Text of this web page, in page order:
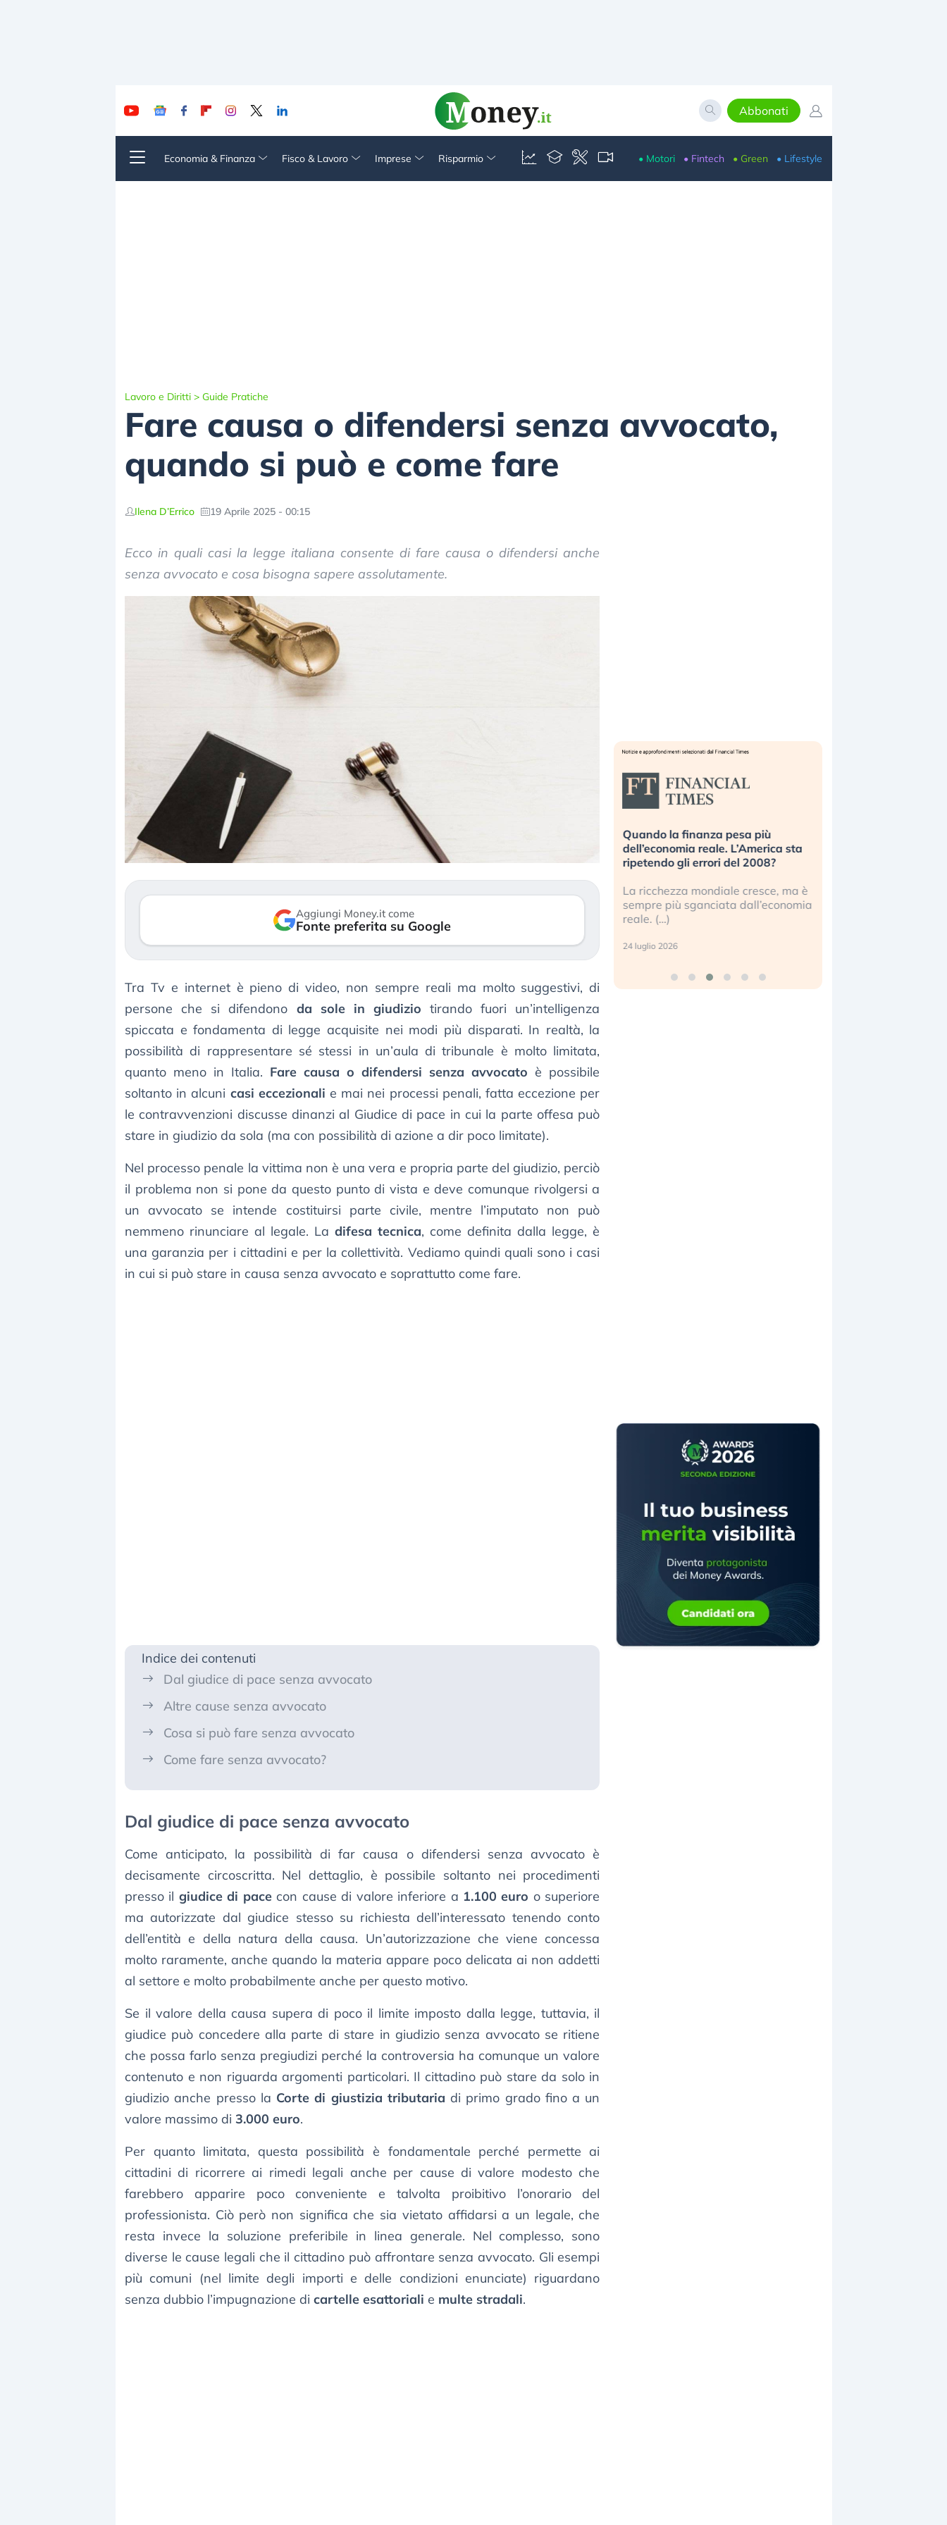
Abbonati
Economia & Finanza Fisco & Lavoro Imprese Risparmio • Motori • Fintech • Green • Lifestyle
Lavoro e Diritti > Guide Pratiche
Fare causa o difendersi senza avvocato,
quando si può e come fare
Ilena D’Errico 19 Aprile 2025 - 00:15
Ecco in quali casi la legge italiana consente di fare causa o difendersi anche
senza avvocato e cosa bisogna sapere assolutamente.
Aggiungi Money.it come
Fonte preferita su Google
Tra Tv e internet è pieno di video, non sempre reali ma molto suggestivi, di
persone che si difendono da sole in giudizio tirando fuori un’intelligenza
spiccata e fondamenta di legge acquisite nei modi più disparati. In realtà, la
possibilità di rappresentare sé stessi in un’aula di tribunale è molto limitata,
quanto meno in Italia. Fare causa o difendersi senza avvocato è possibile
soltanto in alcuni casi eccezionali e mai nei processi penali, fatta eccezione per
le contravvenzioni discusse dinanzi al Giudice di pace in cui la parte offesa può
stare in giudizio da sola (ma con possibilità di azione a dir poco limitate).
Nel processo penale la vittima non è una vera e propria parte del giudizio, perciò
il problema non si pone da questo punto di vista e deve comunque rivolgersi a
un avvocato se intende costituirsi parte civile, mentre l’imputato non può
nemmeno rinunciare al legale. Ladifesa tecnica, come definita dalla legge, è
una garanzia per i cittadini e per la collettività. Vediamo quindi quali sono i casi
in cui si può stare in causa senza avvocato e soprattutto come fare.
Indice dei contenuti
Dal giudice di pace senza avvocato
Altre cause senza avvocato
Cosa si può fare senza avvocato
Come fare senza avvocato?
Dal giudice di pace senza avvocato
Come anticipato, la possibilità di far causa o difendersi senza avvocato è
decisamente circoscritta. Nel dettaglio, è possibile soltanto nei procedimenti
presso il giudice di pacecon cause di valore inferiore a 1.100 euro o superiore
ma autorizzate dal giudice stesso su richiesta dell’interessato tenendo conto
dell’entità e della natura della causa. Un’autorizzazione che viene concessa
molto raramente, anche quando la materia appare poco delicata ai non addetti
al settore e molto probabilmente anche per questo motivo.
Se il valore della causa supera di poco il limite imposto dalla legge, tuttavia, il
giudice può concedere alla parte di stare in giudizio senza avvocato se ritiene
che possa farlo senza pregiudizi perché la controversia ha comunque un valore
contenuto e non riguarda argomenti particolari. Il cittadino può stare da solo in
giudizio anche presso la Corte di giustizia tributaria di primo grado fino a un
valore massimo di 3.000 euro.
Per quanto limitata, questa possibilità è fondamentale perché permette ai
cittadini di ricorrere ai rimedi legali anche per cause di valore modesto che
farebbero apparire poco conveniente e talvolta proibitivo l’onorario del
professionista. Ciò però non significa che sia vietato affidarsi a un legale, che
resta invece la soluzione preferibile in linea generale. Nel complesso, sono
diverse le cause legali che il cittadino può affrontare senza avvocato. Gli esempi
più comuni (nel limite degli importi e delle condizioni enunciate) riguardano
senza dubbio l’impugnazione di cartelle esattoriali e multe stradali.
Dalle valutazioni estreme alla
correzione. Cosa sta guidando il
repricing degli asset?
3 agosto 2026
«La mia vita è rovinata». Investitori
in preda al panico dopo lo scoppio
della bolla AI
Kospi, mentre gli investitori retail (…)
30 luglio 2026
Quando la finanza pesa più
dell’economia reale. L’America sta
ripetendo gli errori del 2008?
La ricchezza mondiale cresce, ma è
sempre più sganciata dall’economia
reale. (…)
24 luglio 2026